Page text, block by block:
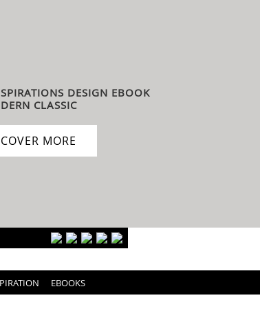
DESIGN EBOOK
CLASSIC
MORE
EBOOKS